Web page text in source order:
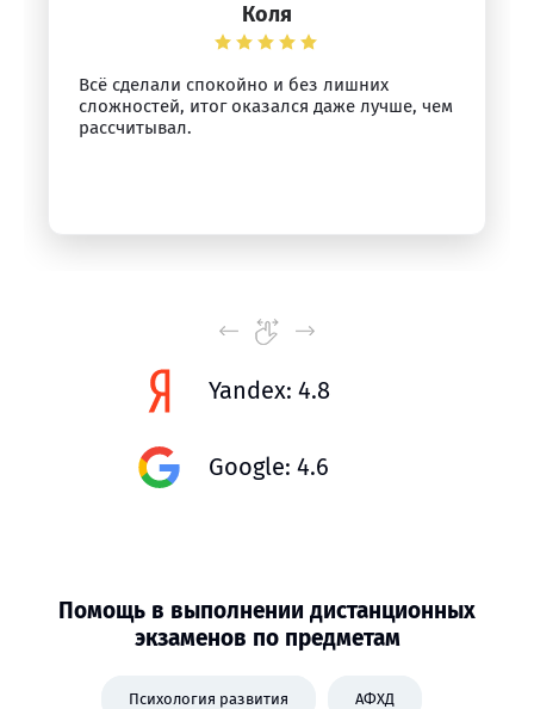
Коля
Всё сделали спокойно и без лишних
сложностей, итог оказался даже лучше, чем
рассчитывал.
Yandex: 4.8
Google: 4.6
Помощь в выполнении дистанционных
экзаменов по предметам
Психология развития АФХД